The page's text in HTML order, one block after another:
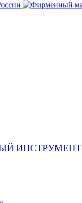
ИНСТРУМЕНТ